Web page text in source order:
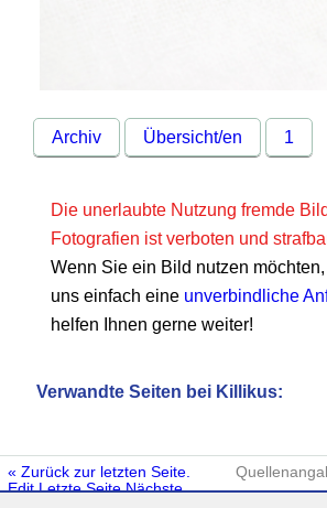
Archiv Übersicht/en 1
Die unerlaubte Nutzung fremde
Fotografien ist verboten und
Wenn Sie ein Bild nutzen
uns einfach eine unverbindliche
helfen Ihnen gerne weiter!
Verwandte Seiten bei Killikus:
« Zurück zur letzten Seite.
Edit Letzte Seite Nächste